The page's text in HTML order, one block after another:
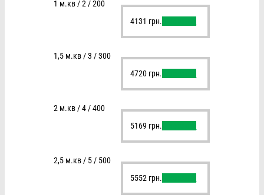
1 м.кв / 2 / 200
4131 грн.
1,5 м.кв / 3 / 300
4720 грн.
2 м.кв / 4 / 400
5169 грн.
2,5 м.кв / 5 / 500
5552 грн.